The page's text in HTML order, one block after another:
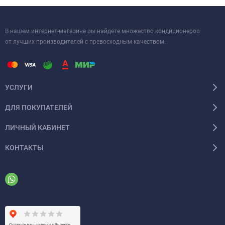
В нашем интернет-магазине вы найдете множество кондиционеров
от лучших производителей с превосходным качеством.
УСЛУГИ
ДЛЯ ПОКУПАТЕЛЕЙ
ЛИЧНЫЙ КАБИНЕТ
КОНТАКТЫ